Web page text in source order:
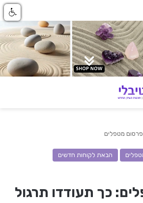
מטפלים
הבאת לקוחות חדשים
כך תעודדו תרגול